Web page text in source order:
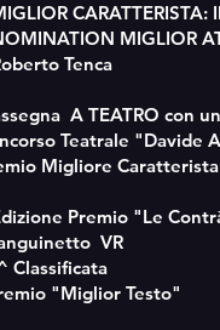
CARATTERISTA:
MIGLIOR
Tenca
A TEATRO con
Teatrale "Davide
Migliore Caratterista
Premio "Le
VR
"Miglior Testo"